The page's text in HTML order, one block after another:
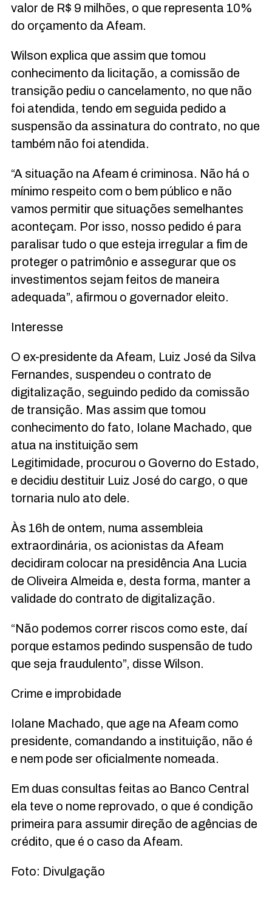
valor de R$ 9 milhões, o que representa 10%
do orçamento da Afeam.
Wilson explica que assim que tomou
conhecimento da licitação, a comissão de
transição pediu o cancelamento, no que não
foi atendida, tendo em seguida pedido a
suspensão da assinatura do contrato, no que
também não foi atendida.
“A situação na Afeam é criminosa. Não há o
mínimo respeito com o bem público e não
vamos permitir que situações semelhantes
aconteçam. Por isso, nosso pedido é para
paralisar tudo o que esteja irregular a fim de
proteger o patrimônio e assegurar que os
investimentos sejam feitos de maneira
adequada”, afirmou o governador eleito.
Interesse
O ex-presidente da Afeam, Luiz José da Silva
Fernandes, suspendeu o contrato de
digitalização, seguindo pedido da comissão
de transição. Mas assim que tomou
conhecimento do fato, Iolane Machado, que
atua na instituição sem
Legitimidade, procurou o Governo do Estado,
e decidiu destituir Luiz José do cargo, o que
tornaria nulo ato dele.
Às 16h de ontem, numa assembleia
extraordinária, os acionistas da Afeam
decidiram colocar na presidência Ana Lucia
de Oliveira Almeida e, desta forma, manter a
validade do contrato de digitalização.
“Não podemos correr riscos como este, daí
porque estamos pedindo suspensão de tudo
que seja fraudulento”, disse Wilson.
Crime e improbidade
Iolane Machado, que age na Afeam como
presidente, comandando a instituição, não é
e nem pode ser oficialmente nomeada.
Em duas consultas feitas ao Banco Central
ela teve o nome reprovado, o que é condição
primeira para assumir direção de agências de
crédito, que é o caso da Afeam.
Foto: Divulgação